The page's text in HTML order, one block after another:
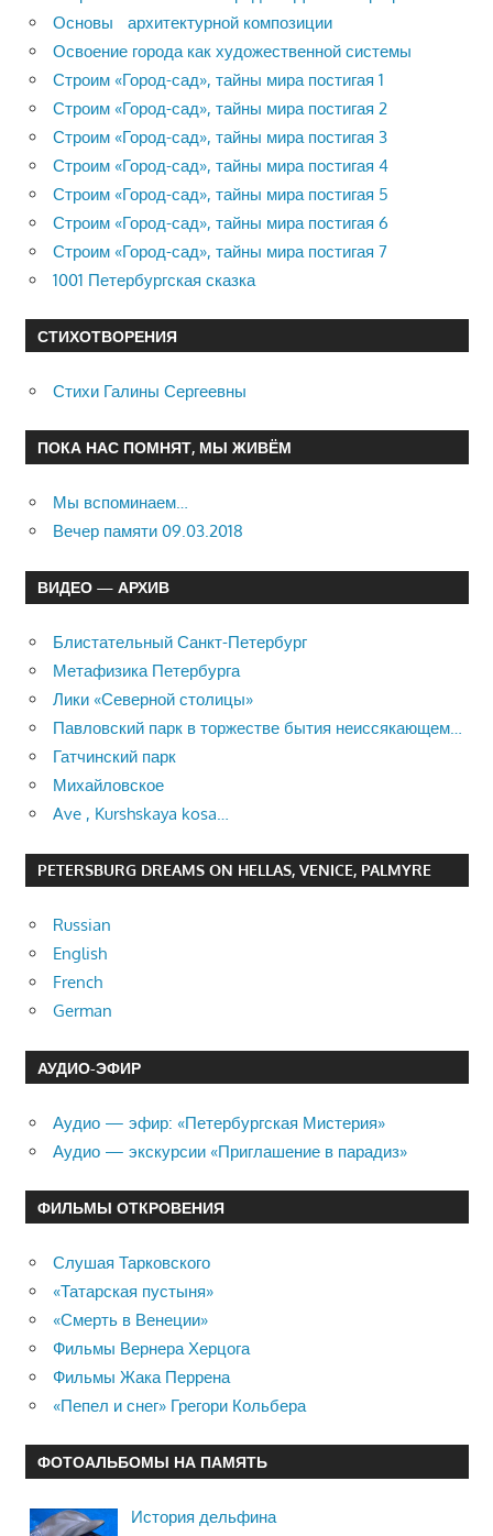
Основы архитектурной композиции
Освоение города как художественной системы
Строим «Город-сад», тайны мира постигая 1
Строим «Город-сад», тайны мира постигая 2
Строим «Город-сад», тайны мира постигая 3
Строим «Город-сад», тайны мира постигая 4
Строим «Город-сад», тайны мира постигая 5
Строим «Город-сад», тайны мира постигая 6
Строим «Город-сад», тайны мира постигая 7
1001 Петербургская сказка
СТИХОТВОРЕНИЯ
Стихи Галины Сергеевны
ПОКА НАС ПОМНЯТ, МЫ ЖИВЁМ
Мы вспоминаем…
Вечер памяти 09.03.2018
ВИДЕО — АРХИВ
Блистательный Санкт-Петербург
Метафизика Петербурга
Лики «Северной столицы»
Павловский парк в торжестве бытия неиссякающем…
Гатчинский парк
Михайловское
Ave , Kurshskaya kosa…
PETERSBURG DREAMS ON HELLAS, VENICE, PALMYRE
Russian
English
French
German
АУДИО-ЭФИР
Аудио — эфир: «Петербургская Мистерия»
Аудио — экскурсии «Приглашение в парадиз»
ФИЛЬМЫ ОТКРОВЕНИЯ
Слушая Тарковского
«Татарская пустыня»
«Смерть в Венеции»
Фильмы Вернера Херцога
Фильмы Жака Перрена
«Пепел и снег» Грегори Кольбера
ФОТОАЛЬБОМЫ НА ПАМЯТЬ
История дельфина